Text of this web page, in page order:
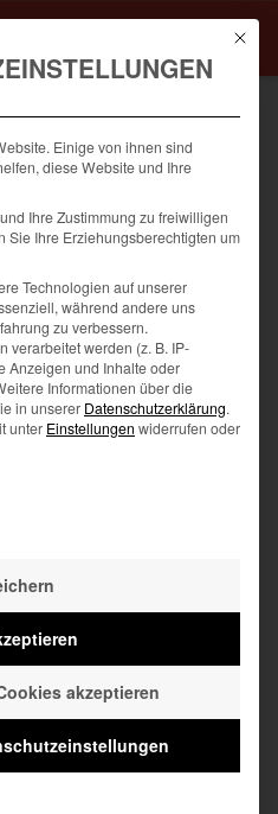
WIE
IM
bekommen
in den Griff: Die
Zahl an Menschen,
Mit
Einige von ihnen sind
diese Website und Ihre
Ihre Zustimmung zu freiwilligen
Sie Ihre Erziehungsberechtigten um
Technologien auf unserer
während andere uns
zu verbessern.
verarbeitet werden (z. B. IP-
Anzeigen und Inhalte oder
Informationen über die
in unserer Datenschutzerklärung.
unter Einstellungen widerrufen oder
Gruppen, für die eine
akzeptieren